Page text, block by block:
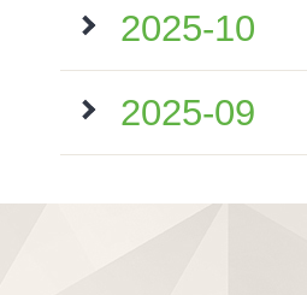
2025-10
2025-09